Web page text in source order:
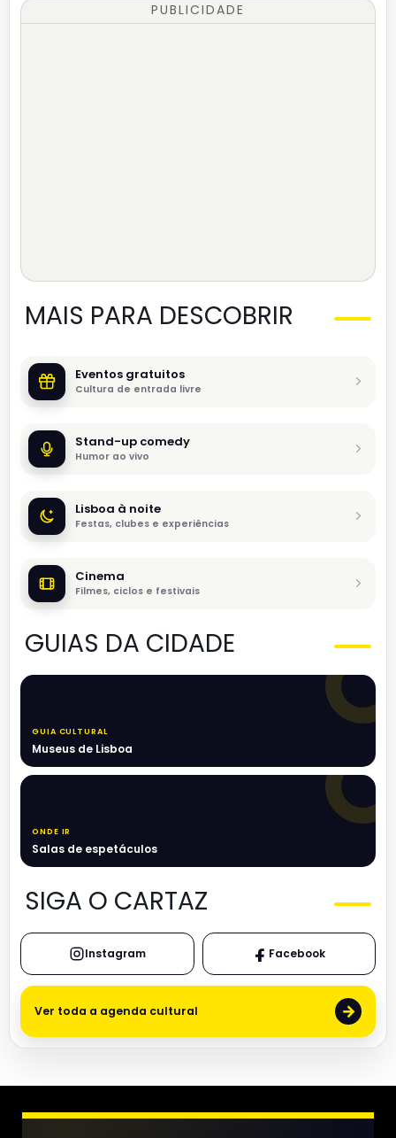
PUBLICIDADE
MAIS PARA DESCOBRIR
Eventos gratuitos
Cultura de entrada livre
Stand-up comedy
Humor ao vivo
Lisboa à noite
Festas, clubes e experiências
Cinema
Filmes, ciclos e festivais
GUIAS DA CIDADE
GUIA CULTURAL
Museus de Lisboa
ONDE IR
Salas de espetáculos
SIGA O CARTAZ
Instagram Facebook
Ver toda a agenda cultural →